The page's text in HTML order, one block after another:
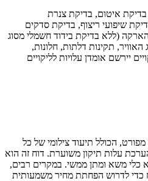
בדיקת איטום, בדיקת צנרת
שיפועי ריצוף, בדיקת סדקים
(ללא בדיקת בידוד חשמלי מסוג
תקינות דלתות, חלונות,
יירשם אומדן עלויות לליקויים
הכולל תיעוד צילומי של כל
עלות תיקון משוערת. דוח זה הוא
משא ומתן ממשי. במקרים רבים,
כדי לדרוש הפחתת מחיר משמעותית